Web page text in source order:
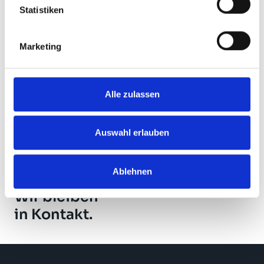
Statistiken
Marketing
Alle zulassen
Auswahl erlauben
Ablehnen
Kampagne „Überall in der Region zuhause“. Die Idee
zur Gestaltung der Kölner „Hausbahn“ stammt von der
dritten Platz fuhr der Jubiläums-Truck der Mars GmbH,
Verden anlässlich des 30-jährigen Firmenbestehens,
Alle News zeigen
Wir bleiben
in Kontakt.